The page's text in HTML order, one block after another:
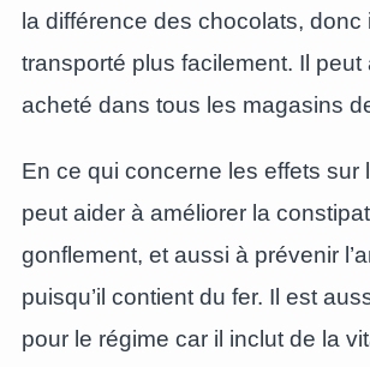
la différence des chocolats, donc
transporté plus facilement. Il peut
acheté dans tous les magasins
En ce qui concerne les effets sur
peut aider à améliorer la
gonflement, et aussi à prévenir
puisqu’il contient du fer. Il est
pour le régime car il inclut de la